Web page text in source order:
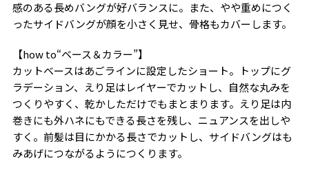
感のある長めバングが好バランスに。また、やや重めにつく
ったサイドバングが顔を小さく見せ、骨格もカバーします。
【how to“ベース＆カラー”】
カットベースはあごラインに設定したショート。トップにグ
ラデーション、えり足はレイヤーでカットし、自然な丸みを
つくりやすく、乾かしただけでもまとまります。えり足は内
巻きにも外ハネにもできる長さを残し、ニュアンスを出しや
すく。前髪は目にかかる長さでカットし、サイドバングはも
みあげにつながるようにつくります。